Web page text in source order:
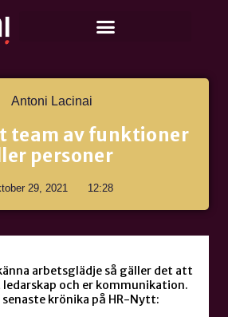
Antoni Lacinai
team av funktioner
personer
29, 2021 12:28
arbetsglädje så gäller det att
och er kommunikation.
senaste krönika på HR-Nytt: